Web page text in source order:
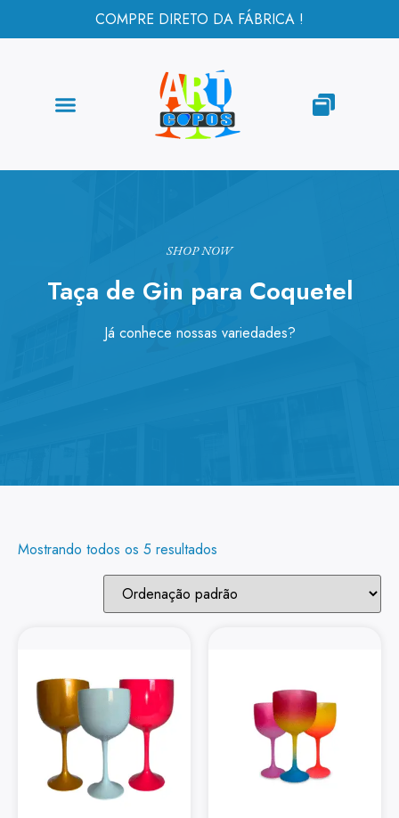
COMPRE DIRETO DA FÁBRICA !
SHOP NOW
Taça de Gin para Coquetel
Já conhece nossas variedades?
Mostrando todos os 5 resultados